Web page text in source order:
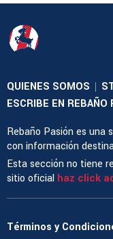
QUIENES SOMOS |
ESCRIBE EN REBAÑO
Rebaño Pasión es una
con información
Esta sección no tiene
sitio oficial haz click
Términos y